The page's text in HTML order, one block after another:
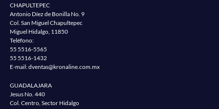
CHAPULTEPEC
Antonio Díez de Bonilla No. 9
Col. San Miguel Chapultepec
Miguel Hidalgo, 11850
Teléfono:
55 5516-5565
55 5516-1432
E-mail:dventas@kronaline.com.mx
GUADALAJARA
Jesus No. 440
Col. Centro, Sector Hidalgo